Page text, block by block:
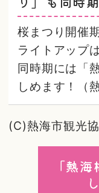
桜まつり開催
ライトアップ
同時期には「
しめます！（
(C)熱海市観光
「熱